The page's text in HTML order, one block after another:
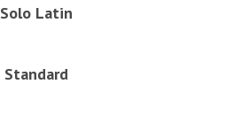
Solo Latin
Standard